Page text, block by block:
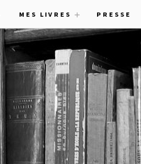
MES LIVRES PRESSE